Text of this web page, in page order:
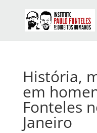
História,
em
Fonteles
Janeiro